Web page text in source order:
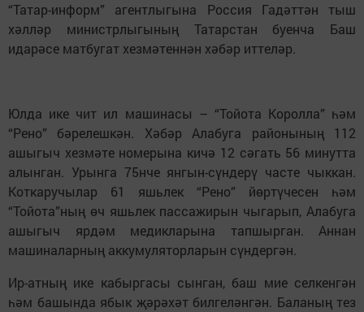
“Татар-информ” агентлыгына Россия Гадәттән тыш
хәлләр министрлыгының Татарстан буенча Баш
идарәсе матбугат хезмәтеннән хәбәр иттеләр.
Юлда ике чит ил машинасы – “Тойота Королла” һәм
“Рено” бәрелешкән. Хәбәр Алабуга районының 112
ашыгыч хезмәте номерына кичә 12 сәгать 56 минутта
алынган. Урынга 75нче янгын-сүндерү часте чыккан.
Коткаручылар 61 яшьлек “Рено” йөртүчесен һәм
“Тойота”ның өч яшьлек пассажирын чыгарып, Алабуга
ашыгыч ярдәм медикларына тапшырган. Аннан
машиналарның аккумуляторларын сүндергән.
Ир-атның ике кабыргасы сынган, баш мие селкенгән
һәм башында ябык җәрәхәт билгеләнгән. Баланың тез